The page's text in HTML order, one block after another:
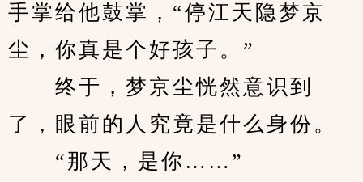
手掌给他鼓掌，“停江天隐梦京
尘，你真是个好孩子。”
终于，梦京尘恍然意识到
了，眼前的人究竟是什么身份。
“那天，是你……”